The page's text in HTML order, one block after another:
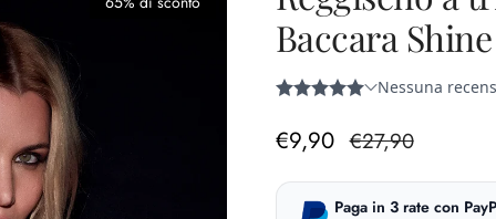
Baccara
Prezzo di vendita
€9,90 €27,90
Paga in 3 rate con